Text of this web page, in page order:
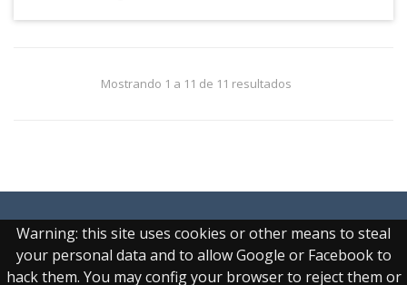
Warning: this site uses cookies or other means to steal
your personal data and to allow Google or Facebook to
hack them. You may config your browser to reject them or
Mostrando 1 a 11 de 11 resultados